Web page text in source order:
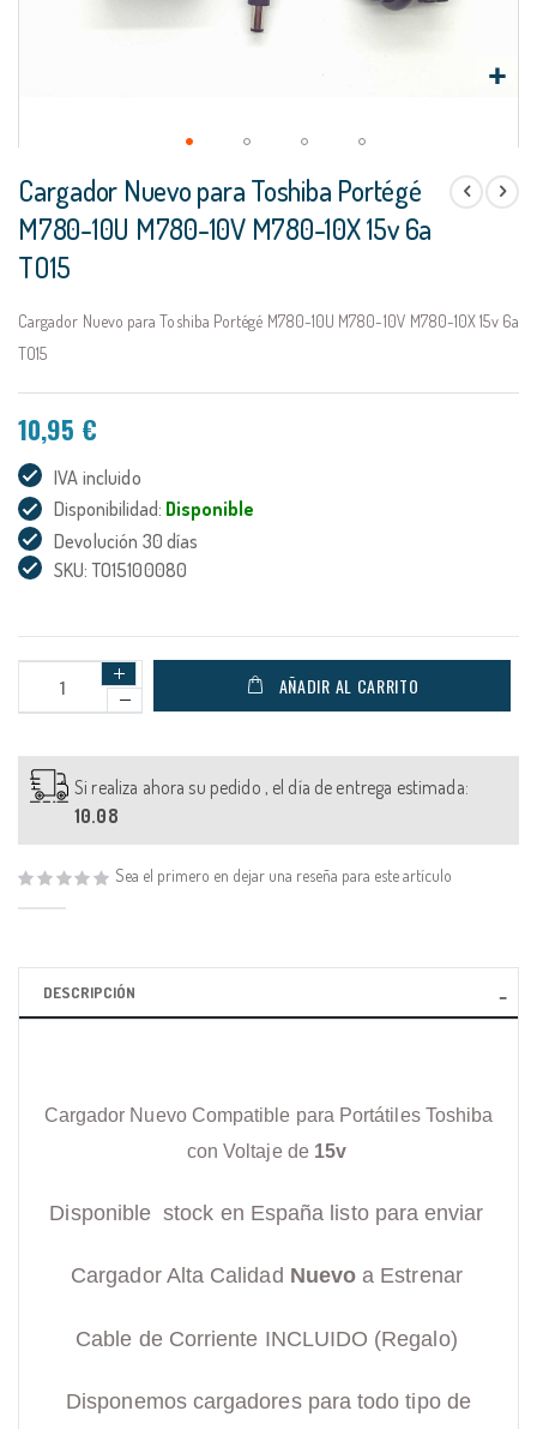
al
comienzo
de
la
galería
de
imágenes
Cargador Nuevo para Toshiba Portégé
M780-10U M780-10V M780-10X 15v 6a
TO15
Cargador Nuevo para Toshiba Portégé M780-10U M780-10V M780-10X 15v 6a
TO15
10,95 €
IVA incluido
Disponibilidad: Disponible
Devolución 30 días
SKU: TO15100080
AÑADIR AL CARRITO
Si realiza ahora su pedido , el día de entrega estimada:
10.08
Sea el primero en dejar una reseña para este artículo
DESCRIPCIÓN
Cargador Nuevo Compatible para Portátiles Toshiba
con Voltaje de 15v
Disponible stock en España listo para enviar
Cargador Alta Calidad Nuevo a Estrenar
Cable de Corriente INCLUIDO (Regalo)
Disponemos cargadores para todo tipo de